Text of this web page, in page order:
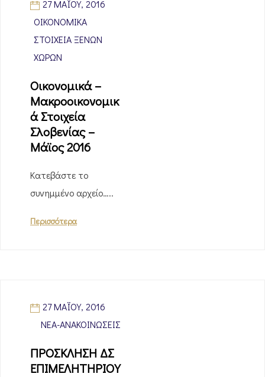
27 ΜΑΪ́ΟΥ, 2016
ΟΙΚΟΝΟΜΙΚΆ
ΣΤΟΙΧΕΊΑ ΞΈΝΩΝ
ΧΩΡΏΝ
Οικονομικά –
Μακροοικονομικ
ά Στοιχεία
Σλοβενίας –
Μάϊος 2016
Κατεβάστε το
συνημμένο αρχείο…..
Περισσότερα
27 ΜΑΪ́ΟΥ, 2016
ΝΈΑ-ΑΝΑΚΟΙΝΏΣΕΙΣ
ΠΡΟΣΚΛΗΣΗ ΔΣ
ΕΠΙΜΕΛΗΤΗΡΙΟΥ